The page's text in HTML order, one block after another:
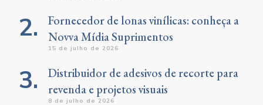
Fornecedor de lonas vinílicas: conheça a
Novva Mídia Suprimentos
15 de julho de 2026
Distribuidor de adesivos de recorte para
revenda e projetos visuais
8 de julho de 2026